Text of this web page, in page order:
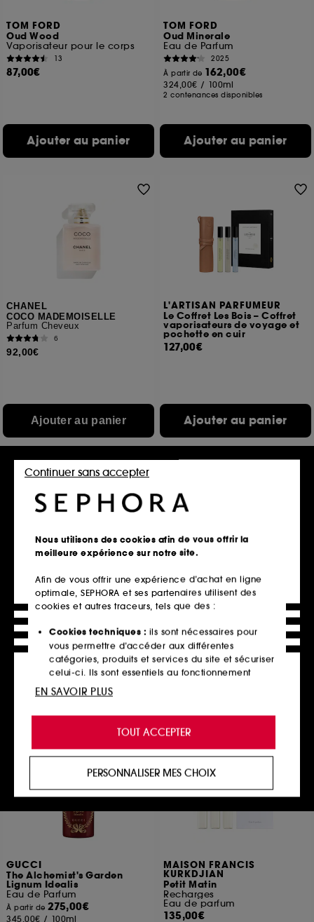
TOM FORD
Oud Wood
Vaporisateur pour le corps
13
87,00€
Ajouter au panier
TOM FORD
Oud Minerale
Eau de Parfum
2025
À partir de 162,00€
324,00€ / 100ml
2 contenances disponibles
Ajouter au panier
CHANEL
COCO MADEMOISELLE
Parfum Cheveux
6
92,00€
Ajouter au panier
L'ARTISAN PARFUMEUR
Le Coffret Les Bois – Coffret
vaporisateurs de voyage et
pochette en cuir
127,00€
Ajouter au panier
GUCCI
The Alchemist's Garden
Osmanthus Nectar
Eau de Parfum
275,00€
550,00€
En rupture,
L'ARTISAN PARFUMEUR
Timbuktu
Eau De Toilette
180,00€ /100ml
GUCCI
The Alchemist's Garden
Lignum Idealis
Eau de Parfum
À partir de275,00€
345,00€ / 100ml
MAISON FRANCIS
KURKDJIAN
Petit Matin
Recharges
Eau de parfum
135,00€
Nous utilisons des cookies afin de vous offrir la
meilleure expérience sur notre site.
Afin de vous offrir une expérience d’achat en ligne
optimale, SEPHORA et ses partenaires utilisent des
cookies et autres traceurs, tels que des :
Cookies techniques : ils sont nécessaires pour
vous permettre d’accéder aux différentes
catégories, produits et services du site et sécuriser
celui-ci. Ils sont essentiels au fonctionnement
technique du site et ne peuvent être désactivés.
de vous offrir une expérience enrichie et
personnalisée en vous recommandant des
produits, des services et des contenus qui
proposer des offres promotionnelles adaptées à
votre profil.
Cookies réseaux sociaux et publicité :
utilisés pour vous présenter du contenu susceptible
sites tiers et sur les réseaux sociaux, sur la base
des pages que vous avez consultées, de votre
navigation, et de l'historique de vos interactions.
Cookies de mesure d’audience :ils nous
TOUT ACCEPTER
Continuer sans accepter
PERSONNALISER MES CHOIX
EN SAVOIR PLUS